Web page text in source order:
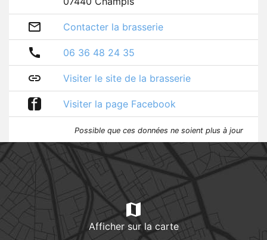
mail_outline Contacter la brasserie
call 06 36 48 24 35
link Visiter le site de la brasserie
f Visiter la page Facebook
Possible que ces données ne soient plus à jour
map
Afficher sur la carte